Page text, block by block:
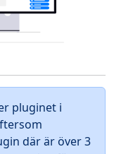
pluginet i
där är över 3